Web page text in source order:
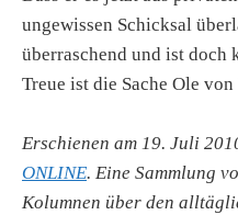
ungewissen Schicksal
überraschend und ist doch
Treue ist die Sache Ole
Erschienen am 19. Juli
ONLINE. Eine Sammlung
Kolumnen über den